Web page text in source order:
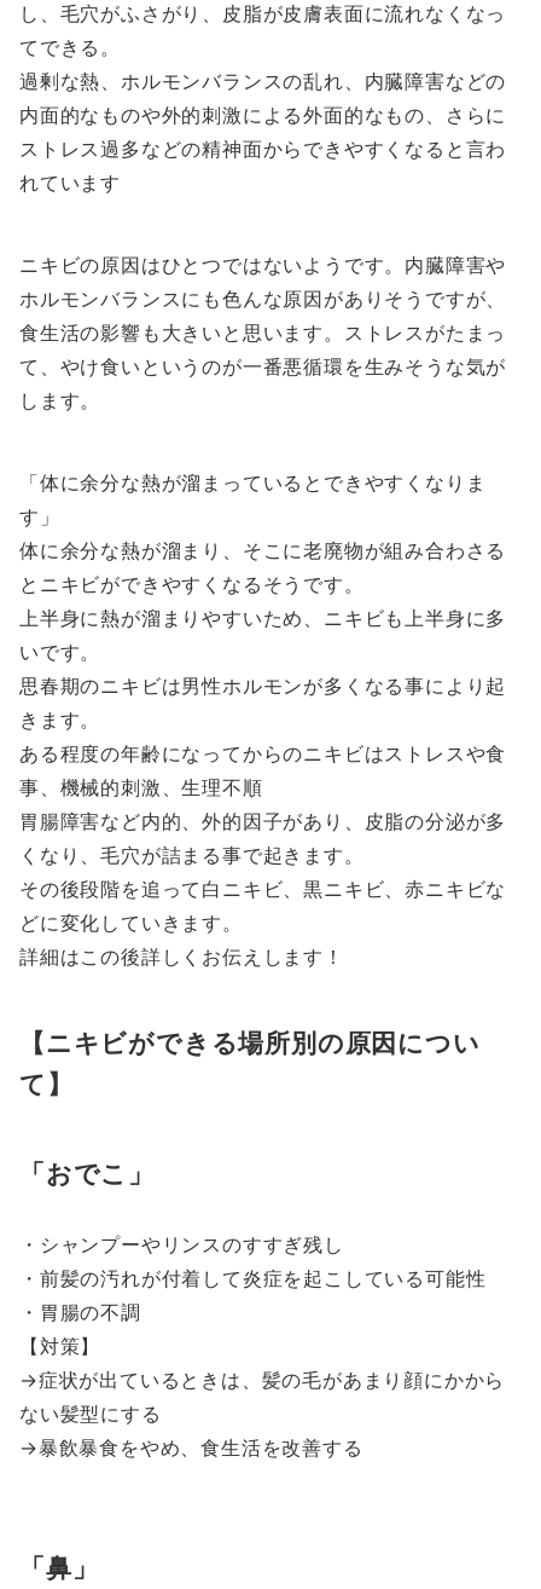
し、毛穴がふさがり、皮脂が皮膚表面に流れなくなっ
てできる。
過剰な熱、ホルモンバランスの乱れ、内臓障害などの
内面的なものや外的刺激による外面的なもの、さらに
ストレス過多などの精神面からできやすくなると言わ
れています
ニキビの原因はひとつではないようです。内臓障害や
ホルモンバランスにも色んな原因がありそうですが、
食生活の影響も大きいと思います。ストレスがたまっ
て、やけ食いというのが一番悪循環を生みそうな気が
します。
体に余分な熱が溜まっているとできやすくなりま
す
体に余分な熱が溜まり、そこに老廃物が組み合わさる
とニキビができやすくなるそうです。
上半身に熱が溜まりやすいため、ニキビも上半身に多
いです。
思春期のニキビは男性ホルモンが多くなる事により起
きます。
ある程度の年齢になってからのニキビはストレスや食
事、機械的刺激、生理不順
胃腸障害など内的、外的因子があり、皮脂の分泌が多
くなり、毛穴が詰まる事で起きます。
その後段階を追って白ニキビ、黒ニキビ、赤ニキビな
どに変化していきます。
詳細はこの後詳しくお伝えします！
【ニキビができる場所別の原因につい
て】
おでこ
・シャンプーやリンスのすすぎ残し
・前髪の汚れが付着して炎症を起こしている可能性
・胃腸の不調
【対策】
→症状が出ているときは、髪の毛があまり顔にかから
ない髪型にする
→暴飲暴食をやめ、食生活を改善する
鼻